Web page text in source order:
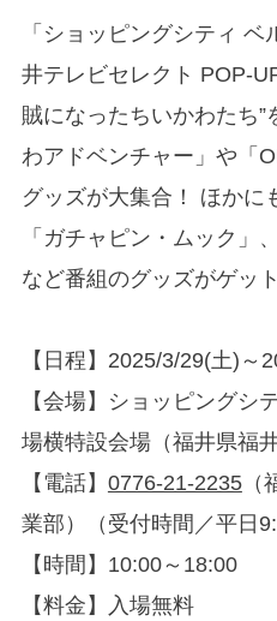
「ショッピングシティ
井テレビセレクト POP-
賊になったちいかわたち
わアドベンチャー」や「
グッズが大集合！ ほかに
「ガチャピン・ムック」
など番組のグッズがゲッ
【日程】2025/3/29(土)～
【会場】ショッピングシ
場横特設会場（福井県福
【電話】 0776-21-2235（
業部）（受付時間／平日
【時間】10:00～18:00
【料金】入場無料